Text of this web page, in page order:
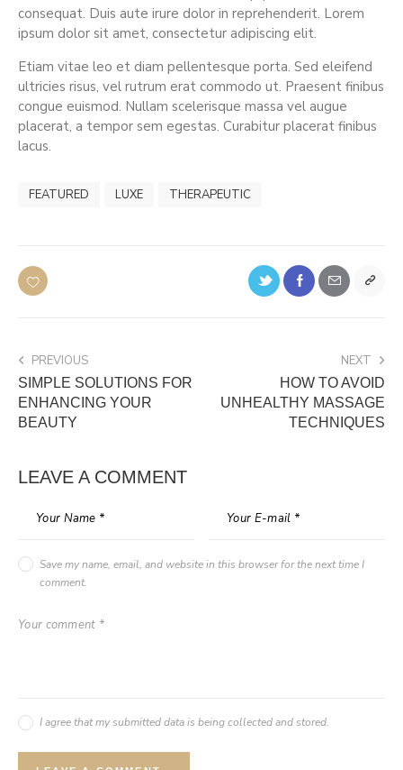
consequat. Duis aute irure dolor in reprehenderit. Lorem
ipsum dolor sit amet, consectetur adipiscing elit.
Etiam vitae leo et diam pellentesque porta. Sed eleifend
ultricies risus, vel rutrum erat commodo ut. Praesent finibus
congue euismod. Nullam scelerisque massa vel augue
placerat, a tempor sem egestas. Curabitur placerat finibus
lacus.
FEATURED LUXE THERAPEUTIC
PREVIOUS
SIMPLE SOLUTIONS FOR
ENHANCING YOUR
BEAUTY
NEXT
HOW TO AVOID
UNHEALTHY MASSAGE
TECHNIQUES
LEAVE A COMMENT
Save my name, email, and website in this browser for the next time I
comment.
I agree that my submitted data is being collected and stored.